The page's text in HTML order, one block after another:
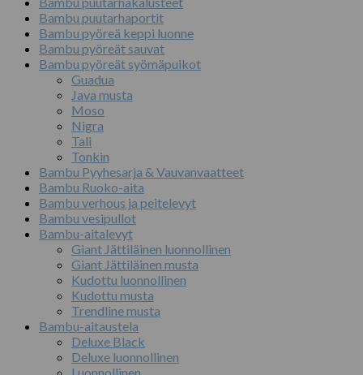
Bambu puutarhaportit
Bambu pyöreä keppi luonne
Bambu pyöreät sauvat
Bambu pyöreät syömäpuikot
Guadua
Java musta
Moso
Nigra
Tali
Tonkin
Bambu Pyyhesarja & Vauvanvaatteet
Bambu Ruoko-aita
Bambu verhous ja peitelevyt
Bambu vesipullot
Bambu-aitalevyt
Giant Jättiläinen luonnollinen
Giant Jättiläinen musta
Kudottu luonnollinen
Kudottu musta
Trendline musta
Bambu-aitaustela
Deluxe Black
Deluxe luonnollinen